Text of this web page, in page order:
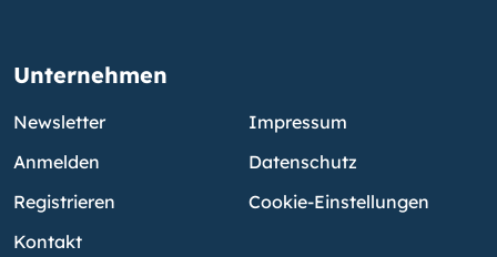
Unternehmen
Newsletter
Anmelden
Registrieren
Kontakt
Impressum
Datenschutz
Cookie-Einstellungen